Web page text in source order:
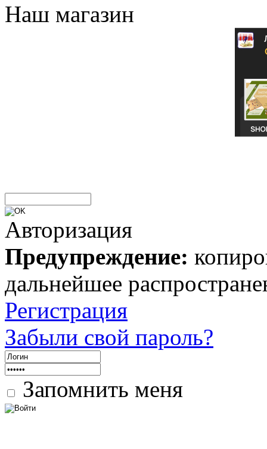
Наш магазин
Авторизация
Предупреждение:
дальнейшее
Регистрация
Забыли свой пароль?
Запомнить меня